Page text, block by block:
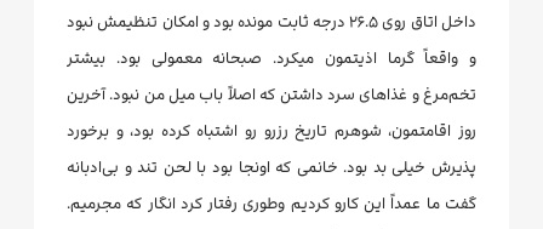
داخل اتاق روی ۲۶.۵ درجه ثابت مونده بود و امکان تنظیمش نبود
و واقعاً گرما اذیتمون میکرد. صبحانه معمولی بود. بیشتر
تخم‌مرغ و غذاهای سرد داشتن که اصلاً باب میل من نبود. آخرین
روز اقامتمون، شوهرم تاریخ رزرو رو اشتباه کرده بود، و برخورد
پذیرش خیلی بد بود. خانمی که اونجا بود با لحن تند و بی‌ادبانه
گفت ما عمداً این کارو کردیم وطوری رفتار کرد انگار که مجرمیم.